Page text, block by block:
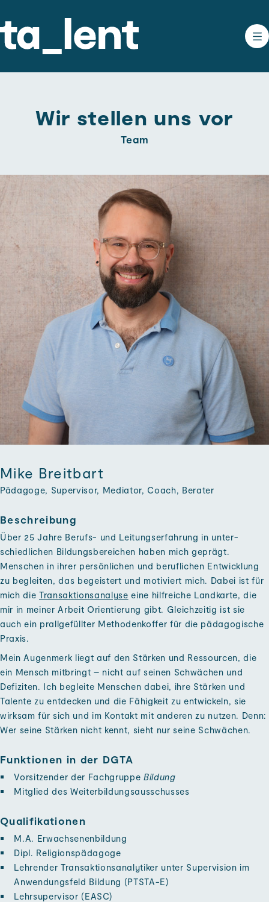
Wir stellen uns vor
Team
Mike Breitbart
Pädagoge, Super­visor, Mediator, Coach, Berater
Beschreibung
Über 25 Jahre Berufs- und Leitungs­erfahrung in unter­
schiedlichen Bildungs­bereichen haben mich ge­prägt.
Menschen in ihrer persönlichen und beruf­lichen Ent­wicklung
zu be­gleiten, das be­geistert und motiviert mich. Dabei ist für
mich dieTransaktions­analyse eine hilf­reiche Land­karte, die
mir in meiner Arbeit Orientierung gibt. Gleich­zeitig ist sie
auch ein prall­gefüllter Methoden­koffer für die pädagogische
Praxis.
Mein Augen­merk liegt auf den Stärken und Ressourcen, die
ein Mensch mit­bringt – nicht auf seinen Schwächen und
Defiziten. Ich begleite Menschen da­bei, ihre Stärken und
Talente zu ent­decken und die Fähig­keit zu ent­wickeln, sie
wirksam für sich und im Kontakt mit anderen zu nutzen. Denn:
Wer seine Stärken nicht kennt, sieht nur seine Schwächen.
Funktionen in der DGTA
Vor­sitzender der Fach­gruppe Bildung
Mit­glied des Weiterbildungs­ausschusses
Qualifikationen
M.A. Erwachsenen­bildung
Dipl. Religions­pädagoge
Lehrender Transaktions­analytiker unter Super­vision im
Anwendungs­feld Bildung (PTSTA-E)
Lehr­supervisor (EASC)